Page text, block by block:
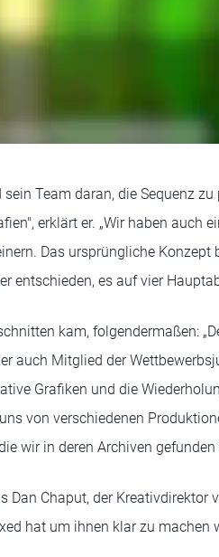
Team daran, die Sequenz zu
erklärt er. „Wir haben auch
Das ursprüngliche Konzept
entschieden, es auf vier
kam, folgendermaßen:
auch Mitglied der
Grafiken und die
von verschiedenen
wir in deren Archiven gefunden
Dan Chaput, der Kreativdirektor
hat um ihnen klar zu machen